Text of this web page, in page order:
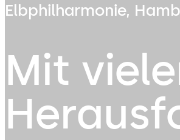
Elbphilharmonie,
Mit